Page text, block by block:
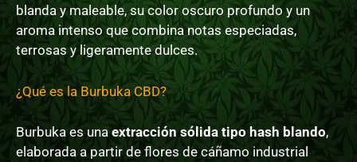
blanda y maleable, su color oscuro profundo y un
aroma intenso que combina notas especiadas,
terrosas y ligeramente dulces.
¿Qué es la Burbuka CBD?
Burbuka es una extracción sólida tipo hash blando,
elaborada a partir de flores de cáñamo industrial